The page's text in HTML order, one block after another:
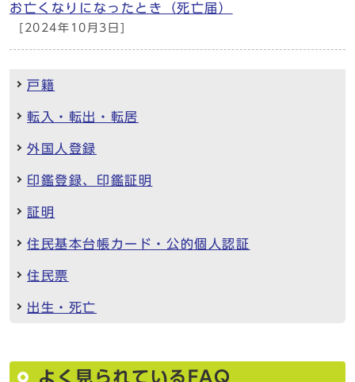
お亡くなりになったとき（死亡届）
[2024年10月3日]
戸籍
転入・転出・転居
外国人登録
印鑑登録、印鑑証明
証明
住民基本台帳カード・公的個人認証
住民票
出生・死亡
よく見られているFAQ